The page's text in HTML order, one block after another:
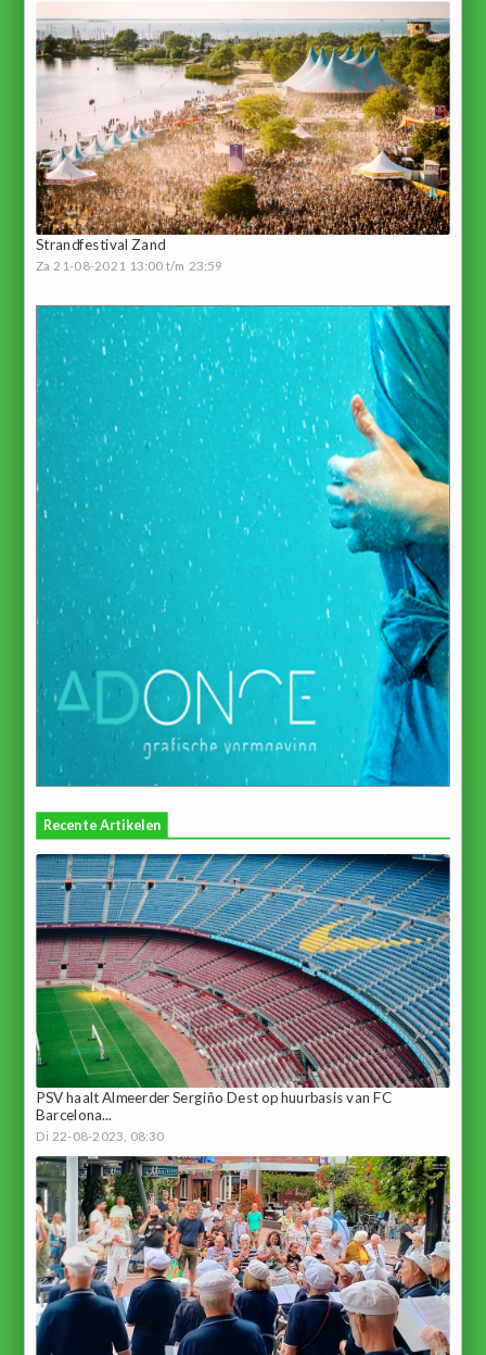
Strandfestival Zand
Za 21-08-2021 13:00 t/m 23:59
Recente Artikelen
PSV haalt Almeerder Sergiño Dest op huurbasis van FC
Barcelona...
Di 22-08-2023, 08:30